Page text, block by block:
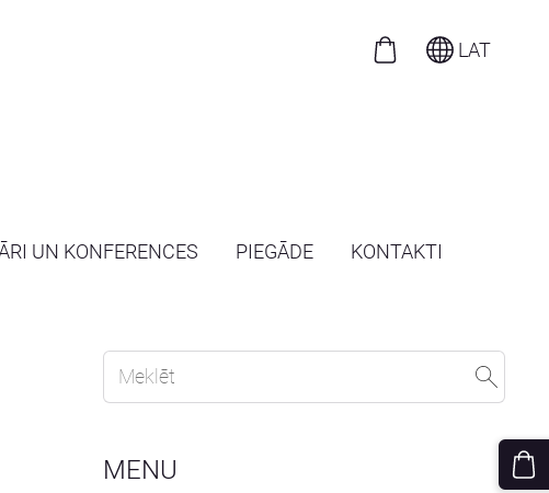
UN KONFERENCES PIEGĀDE KONTAKTI
LAT
MENU